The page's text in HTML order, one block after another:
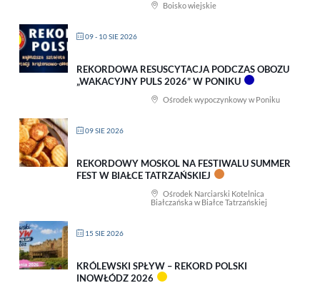
Boisko wiejskie
09 - 10 SIE 2026
REKORDOWA RESUSCYTACJA PODCZAS OBOZU
„WAKACYJNY PULS 2026” W PONIKU
Ośrodek wypoczynkowy w Poniku
09 SIE 2026
REKORDOWY MOSKOL NA FESTIWALU SUMMER
FEST W BIAŁCE TATRZAŃSKIEJ
Ośrodek Narciarski Kotelnica
Białczańska w Białce Tatrzańskiej
15 SIE 2026
KRÓLEWSKI SPŁYW – REKORD POLSKI
INOWŁÓDZ 2026